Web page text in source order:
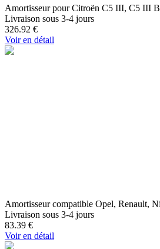
Amortisseur pour Citroën C5 III, C5 III
Livraison sous 3-4 jours
326.92 €
Voir en détail
Amortisseur compatible Opel, Renault,
Livraison sous 3-4 jours
83.39 €
Voir en détail